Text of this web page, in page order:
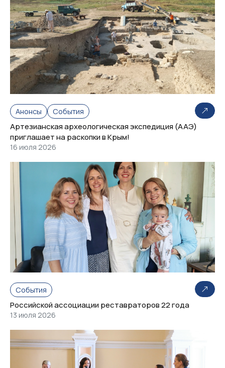
Анонсы События
Артезианская археологическая экспедиция (ААЭ)
приглашает на раскопки в Крым!
16 июля 2026
События
Российской ассоциации реставраторов 22 года
13 июля 2026